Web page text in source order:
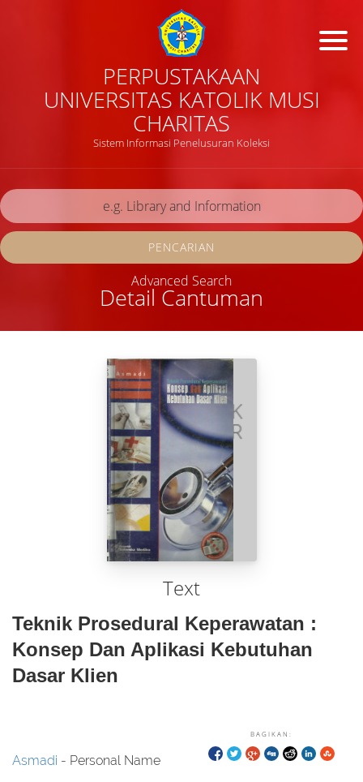
PERPUSTAKAAN
UNIVERSITAS KATOLIK MUSI
CHARITAS
Sistem Informasi Penelusuran Koleksi
Detail Cantuman
PENCARIAN
Advanced Search
Text
Teknik Prosedural Keperawatan :
Konsep Dan Aplikasi Kebutuhan
Dasar Klien
BAGIKAN:
Asmadi - Personal Name